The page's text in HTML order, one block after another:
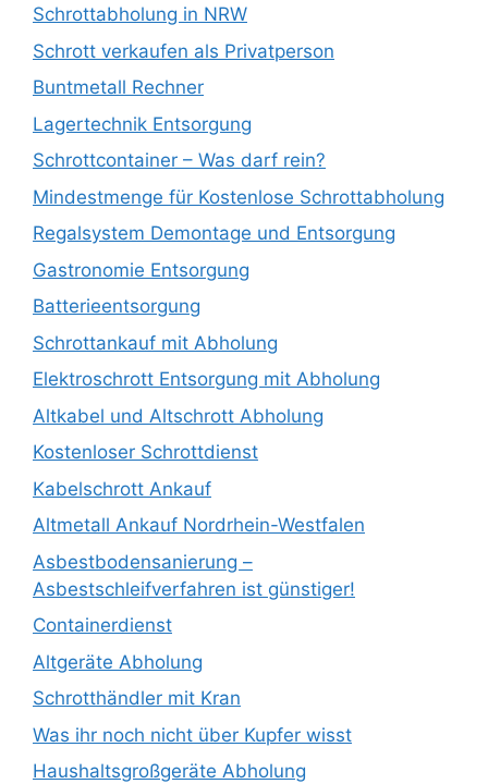
Schrottabholung in NRW
Schrott verkaufen als Privatperson
Buntmetall Rechner
Lagertechnik Entsorgung
Schrottcontainer – Was darf rein?
Mindestmenge für Kostenlose Schrottabholung
Regalsystem Demontage und Entsorgung
Gastronomie Entsorgung
Batterieentsorgung
Schrottankauf mit Abholung
Elektroschrott Entsorgung mit Abholung
Altkabel und Altschrott Abholung
Kostenloser Schrottdienst
Kabelschrott Ankauf
Altmetall Ankauf Nordrhein-Westfalen
Asbestbodensanierung –
Asbestschleifverfahren ist günstiger!
Containerdienst
Altgeräte Abholung
Schrotthändler mit Kran
Was ihr noch nicht über Kupfer wisst
Haushaltsgroßgeräte Abholung